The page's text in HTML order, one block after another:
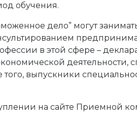
обучения.
дело” могут
в этой сфере –
выпускники
на сайте Приемной